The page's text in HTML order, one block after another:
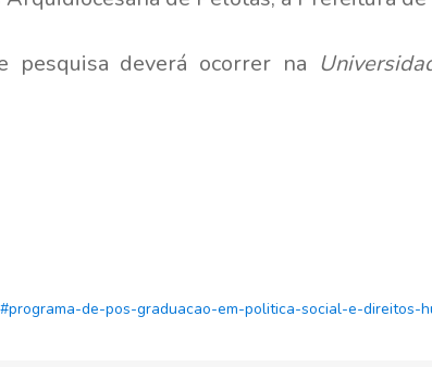
deverá ocorrer na
#programa-de-pos-graduacao-em-politica-social-e-direitos-